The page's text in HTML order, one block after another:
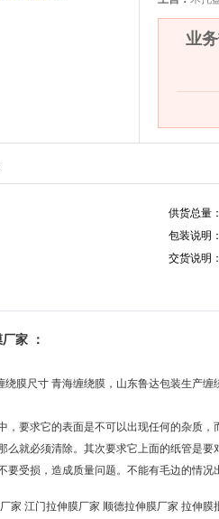
业
供货总量
包装说明
交货说明
家 ：
绕膜尺寸 青海缠绕膜，山东鲁达包装生产
，要求它的表面是不可以出现任何的杂质
么就必须清除。其次要求它上面的纸管是
要受损，造成质量问题。不能有毛边的情况
家 江门拉伸膜厂家 顺德拉伸膜厂家 拉伸